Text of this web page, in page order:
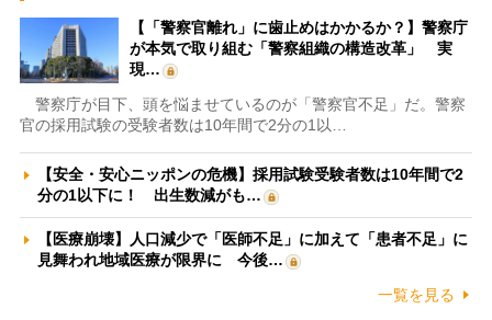
【「警察官離れ」に歯止めはかかるか？】警察庁
が本気で取り組む「警察組織の構造改革」 実
現…
警察庁が目下、頭を悩ませているのが「警察官不足」だ。警察
官の採用試験の受験者数は10年間で2分の1以…
【安全・安心ニッポンの危機】採用試験受験者数は10年間で2
分の1以下に！ 出生数減がも…
【医療崩壊】人口減少で「医師不足」に加えて「患者不足」に
見舞われ地域医療が限界に 今後…
一覧を見る